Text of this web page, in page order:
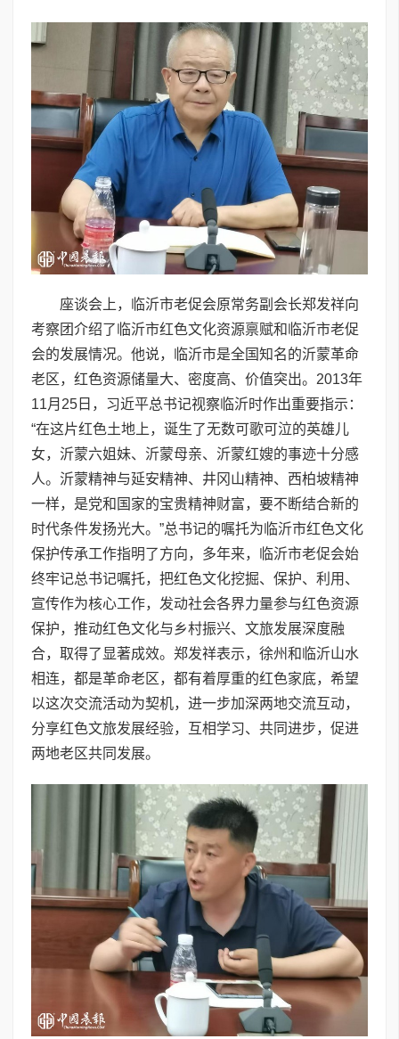
座谈会上，临沂市老促会原常务副会长郑发祥向
考察团介绍了临沂市红色文化资源禀赋和临沂市老促
会的发展情况。他说，临沂市是全国知名的沂蒙革命
老区，红色资源储量大、密度高、价值突出。2013年
11月25日，习近平总书记视察临沂时作出重要指示：
“在这片红色土地上，诞生了无数可歌可泣的英雄儿
女，沂蒙六姐妹、沂蒙母亲、沂蒙红嫂的事迹十分感
人。沂蒙精神与延安精神、井冈山精神、西柏坡精神
一样，是党和国家的宝贵精神财富，要不断结合新的
时代条件发扬光大。”总书记的嘱托为临沂市红色文化
保护传承工作指明了方向，多年来，临沂市老促会始
终牢记总书记嘱托，把红色文化挖掘、保护、利用、
宣传作为核心工作，发动社会各界力量参与红色资源
保护，推动红色文化与乡村振兴、文旅发展深度融
合，取得了显著成效。郑发祥表示，徐州和临沂山水
相连，都是革命老区，都有着厚重的红色家底，希望
以这次交流活动为契机，进一步加深两地交流互动，
分享红色文旅发展经验，互相学习、共同进步，促进
两地老区共同发展。